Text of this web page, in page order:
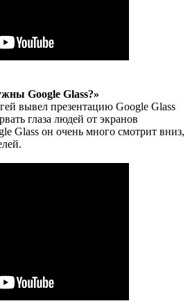
Google Glass?»
вывел презентацию Google Glass
глаза людей от экранов
Glass он очень много смотрит вниз,